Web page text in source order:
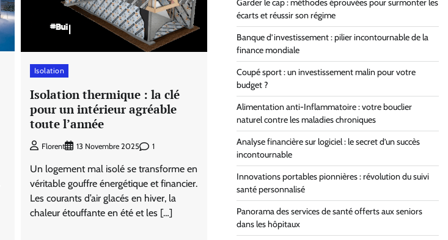
Isolation
Isolation thermique : la clé
pour un intérieur agréable
toute l’année
Florent 13 Novembre 2025 1
Un logement mal isolé se transforme en
véritable gouffre énergétique et financier.
Les courants d’air glacés en hiver, la
chaleur étouffante en été et les […]
Garder le cap : méthodes éprouvées pour surmonter les
écarts et réussir son régime
Banque d’investissement : pilier incontournable de la
finance mondiale
Coupé sport : un investissement malin pour votre
budget ?
Alimentation anti-Inflammatoire : votre bouclier
naturel contre les maladies chroniques
Analyse financière sur logiciel : le secret d’un succès
incontournable
Innovations portables pionnières : révolution du suivi
santé personnalisé
Panorama des services de santé offerts aux seniors
dans les hôpitaux